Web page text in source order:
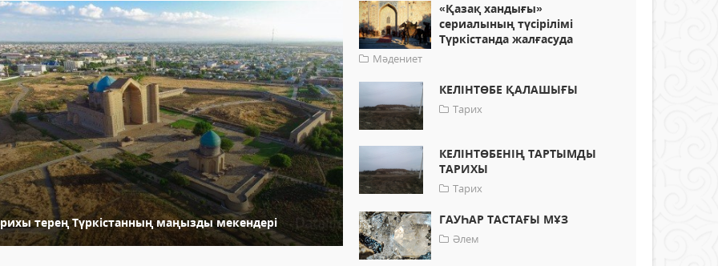
терең Түркістанның маңызды мекендері
«Қазақ хандығы»
сериалының түсірілімі
Түркістанда жалғасуда
Мәдениет
КЕЛІНТӨБЕ ҚАЛАШЫҒЫ
Тарих
КЕЛІНТӨБЕНІҢ ТАРТЫМДЫ
ТАРИХЫ
Тарих
ГАУҺАР ТАСТАҒЫ МҰЗ
Әлем